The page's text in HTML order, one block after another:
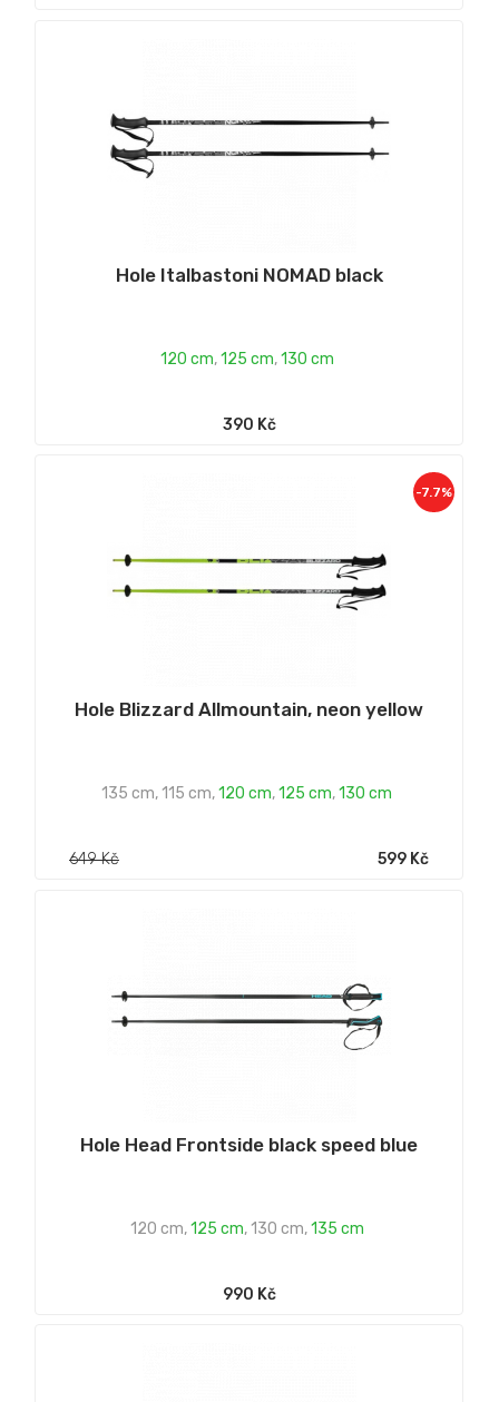
Hole Italbastoni NOMAD black
120 cm,125 cm,130 cm
390 Kč
-7.7%
Hole Blizzard Allmountain, neon yellow
135 cm, 115 cm,120 cm,125 cm,130 cm
649 Kč 599 Kč
Hole Head Frontside black speed blue
120 cm,125 cm, 130 cm,135 cm
990 Kč